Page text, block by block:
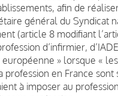
afin de
général du Syndicat
(article 8 modifiant
d’infirmier,
européenne » lorsque «
profession en France
à imposer au